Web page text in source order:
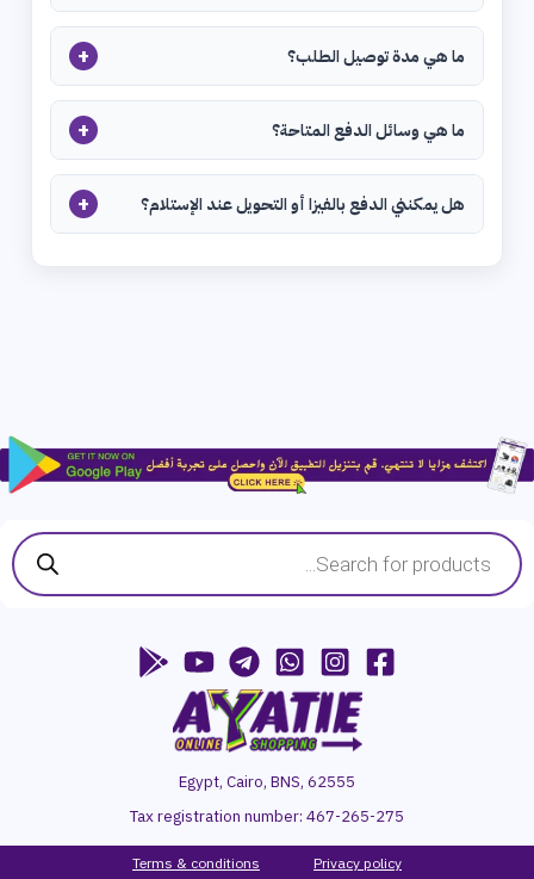
ما هي مدة توصيل الطلب؟ +
ما هي وسائل الدفع المتاحة؟ +
هل يمكنني الدفع بالفيزا أو التحويل عند الإستلام؟ +
Products
search
Egypt, Cairo, BNS, 62555
Tax registration number: 467-265-275
Terms & conditions Privacypolicy